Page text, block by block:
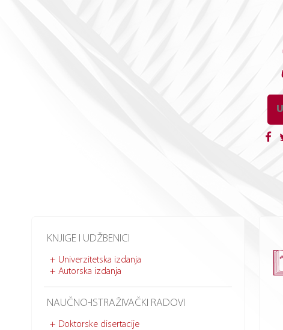
KNJIGE I UDŽBENICI
Univerzitetska izdanja
Autorska izdanja
NAUČNO-ISTRAŽIVAČKI RADOVI
Doktorske disertacije